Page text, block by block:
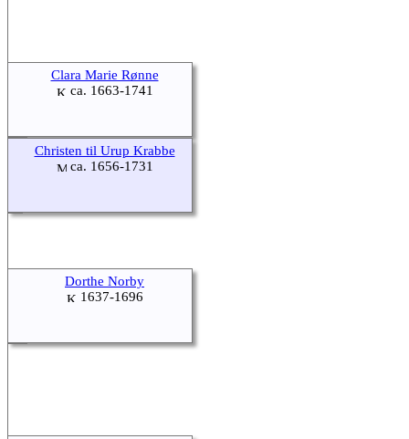
Clara Marie Rønne
ca. 1663-1741
Christen til Urup Krabbe
ca. 1656-1731
Dorthe Norby
1637-1696